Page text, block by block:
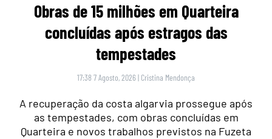
Obras de 15 milhões em Quarteira
concluídas após estragos das
tempestades
17:38 7 Agosto, 2026 | Cristina Mendonça
A recuperação da costa algarvia prossegue após
as tempestades, com obras concluídas em
Quarteira e novos trabalhos previstos na Fuzeta